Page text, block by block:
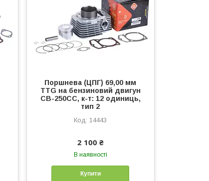
Поршнева (ЦПГ) 69,00 мм
TTG на бензиновий двигун
CB-250СС, к-т: 12 одиниць,
тип 2
14443
2 100 ₴
В наявності
Купити